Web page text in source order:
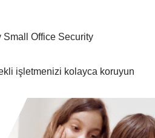
Small Office Security
işletmenizi kolayca koruyun